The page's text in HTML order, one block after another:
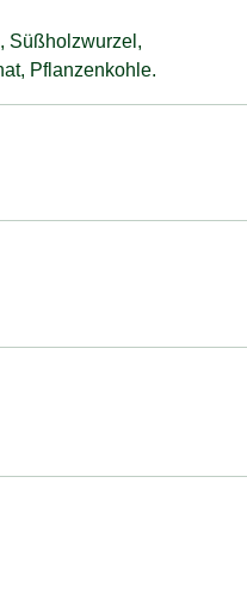
Süßholzwurzel,
Pflanzenkohle.